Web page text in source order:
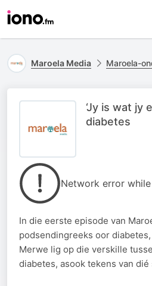
Maroela Media Maroela-
‘Jy is wat jy
diabetes
Network error
In die eerste episode van
podsendingreeks oor
Merwe lig op die verskille
diabetes, asook tekens van